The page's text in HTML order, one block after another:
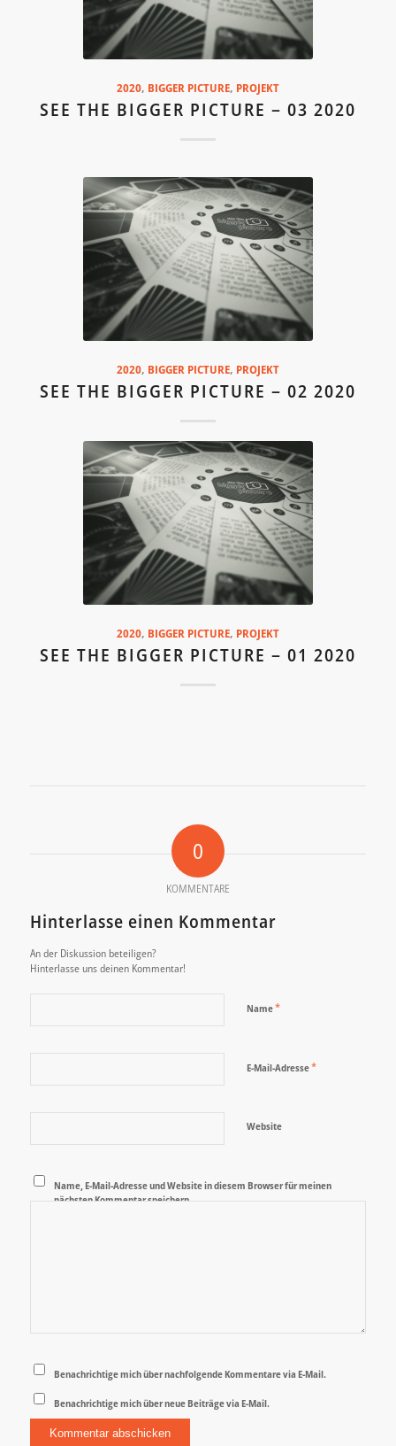
2020, BIGGER PICTURE, PROJEKT
SEE THE BIGGER PICTURE – 03 2020
2020, BIGGER PICTURE, PROJEKT
SEE THE BIGGER PICTURE – 02 2020
2020, BIGGER PICTURE, PROJEKT
SEE THE BIGGER PICTURE – 01 2020
0
KOMMENTARE
Hinterlasse einen Kommentar
An der Diskussion beteiligen?
Hinterlasse uns deinen Kommentar!
Name*
E-Mail-Adresse*
Website
Name, E-Mail-Adresse und Website in diesem Browser für meinen
nächsten Kommentar speichern.
Benachrichtige mich über nachfolgende Kommentare via E-Mail.
Benachrichtige mich über neue Beiträge via E-Mail.